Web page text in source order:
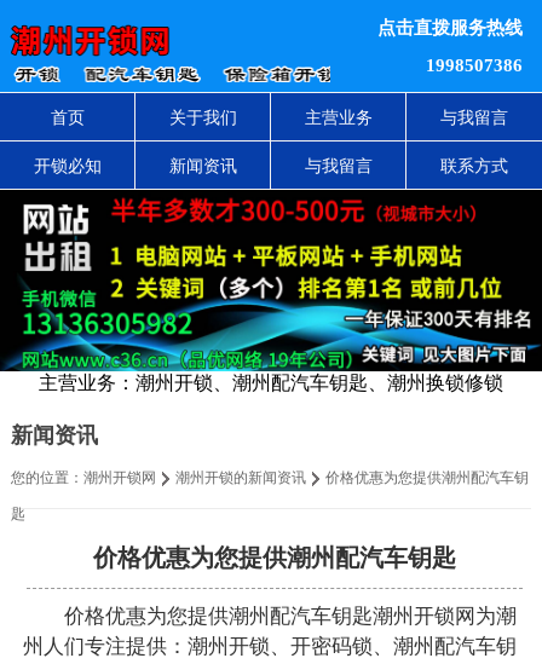
点击直拨服务热线
1998507386
首页 关于我们 主营业务 与我留言
开锁必知 新闻资讯 与我留言 联系方式
主营业务：潮州开锁、潮州配汽车钥匙、潮州换锁修锁
新闻资讯
您的位置： 潮州开锁网 潮州开锁的新闻资讯 价格优惠为您提供潮州配汽车钥
匙
价格优惠为您提供潮州配汽车钥匙
价格优惠为您提供潮州配汽车钥匙潮州开锁网为潮
州人们专注提供：潮州开锁、开密码锁、潮州配汽车钥